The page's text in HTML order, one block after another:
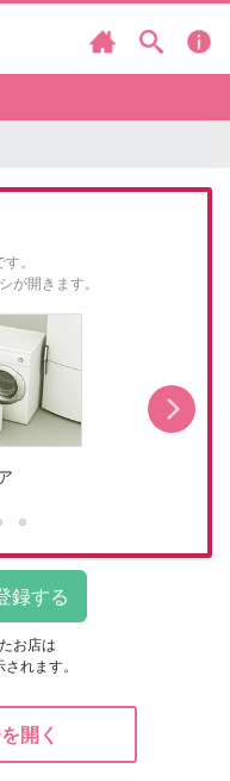
。
が開きます。
お店は
されます。
開く